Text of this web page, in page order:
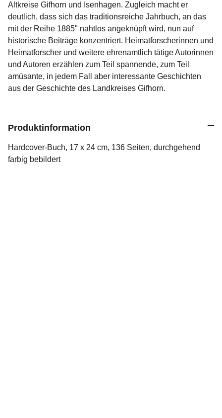
Altkreise Gifhorn und Isenhagen. Zugleich macht er
deutlich, dass sich das traditionsreiche Jahrbuch, an das
mit der Reihe 1885" nahtlos angeknüpft wird, nun auf
historische Beiträge konzentriert. Heimatforscherinnen und
Heimatforscher und weitere ehrenamtlich tätige Autorinnen
und Autoren erzählen zum Teil spannende, zum Teil
amüsante, in jedem Fall aber interessante Geschichten
aus der Geschichte des Landkreises Gifhorn.
Produktinformation
Hardcover-Buch, 17 x 24 cm, 136 Seiten, durchgehend
farbig bebildert